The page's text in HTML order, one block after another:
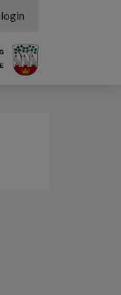
login